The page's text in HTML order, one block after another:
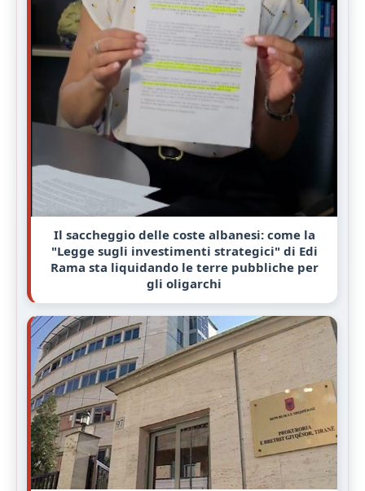
Il saccheggio delle coste albanesi: come la
"Legge sugli investimenti strategici" di Edi
Rama sta liquidando le terre pubbliche per
gli oligarchi